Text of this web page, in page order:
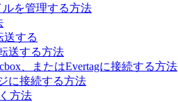
を管理する方法
送する
送する方法
、またはEvertagに接続する方法
に接続する方法
方法